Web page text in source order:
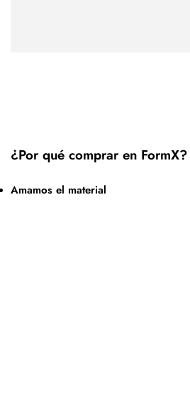
¿Por qué comprar en FormX?
Amamos el material